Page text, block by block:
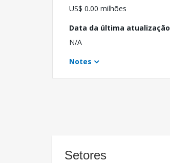
US$ 0.00 milhões
Data da última atualização
N/A
Notes
Setores